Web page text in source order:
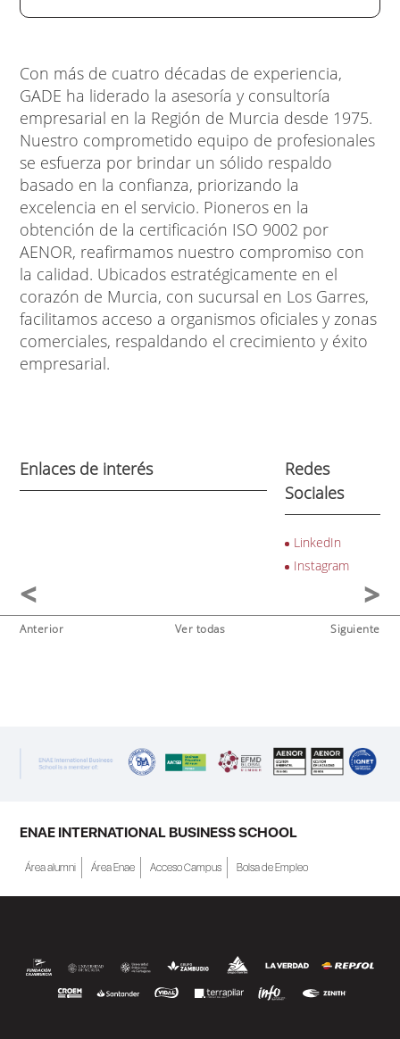
Con más de cuatro décadas de experiencia,
GADE ha liderado la asesoría y consultoría
empresarial en la Región de Murcia desde 1975.
Nuestro comprometido equipo de profesionales
se esfuerza por brindar un sólido respaldo
basado en la confianza, priorizando la
excelencia en el servicio. Pioneros en la
obtención de la certificación ISO 9002 por
AENOR, reafirmamos nuestro compromiso con
la calidad. Ubicados estratégicamente en el
corazón de Murcia, con sucursal en Los Garres,
facilitamos acceso a organismos oficiales y zonas
comerciales, respaldando el crecimiento y éxito
empresarial.
Enlaces de interés
Redes
Sociales
LinkedIn
Instagram
Anterior Ver todas Siguiente
ENAE INTERNATIONAL BUSINESS SCHOOL
Área alumni Área Enae Acceso Campus Bolsa de Empleo